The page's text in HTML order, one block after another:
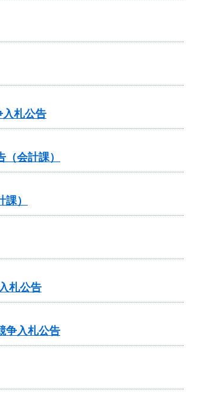
入札公告
会計課）
）
札公告
争入札公告